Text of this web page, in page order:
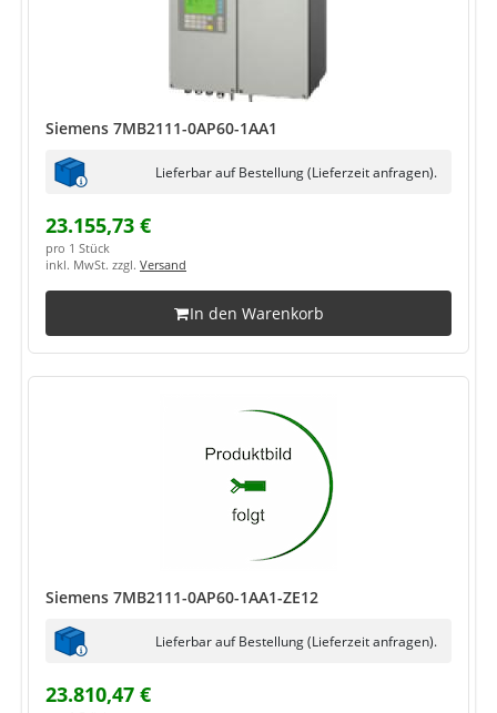
Siemens 7MB2111-0AP60-1AA1
Lieferbar auf Bestellung (Lieferzeit anfragen).
23.155,73 €
pro 1 Stück
inkl. MwSt. zzgl. Versand
In den Warenkorb
Siemens 7MB2111-0AP60-1AA1-ZE12
Lieferbar auf Bestellung (Lieferzeit anfragen).
23.810,47 €